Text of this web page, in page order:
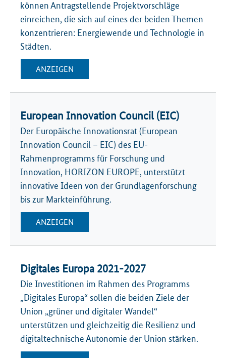
können Antragstellende Projektvorschläge
einreichen, die sich auf eines der beiden Themen
konzentrieren: Energiewende und Technologie in
Städten.
ANZEIGEN
European Innovation Council (EIC)
Der Europäische Innovationsrat (European
Innovation Council – EIC) des EU-
Rahmenprogramms für Forschung und
Innovation, HORIZON EUROPE, unterstützt
innovative Ideen von der Grundlagenforschung
bis zur Markteinführung.
ANZEIGEN
Digitales Europa 2021-2027
Die Investitionen im Rahmen des Programms
„Digitales Europa“ sollen die beiden Ziele der
Union „grüner und digitaler Wandel“
unterstützen und gleichzeitig die Resilienz und
digitaltechnische Autonomie der Union stärken.